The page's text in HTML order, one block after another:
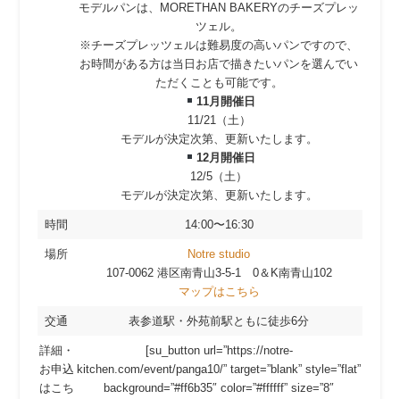
モデルパンは、MORETHAN BAKERYのチーズプレッ
ツェル。
※チーズプレッツェルは難易度の高いパンですので、
お時間がある方は当日お店で描きたいパンを選んでい
ただくことも可能です。
11月開催日
11/21（土）
モデルが決定次第、更新いたします。
12月開催日
12/5（土）
モデルが決定次第、更新いたします。
時間 14:00〜16:30
場所
Notre studio
107-0062 港区南青山3-5-1 0＆K南青山102
マップはこちら
交通 表参道駅・外苑前駅ともに徒歩6分
詳細・
お申込
はこち
[su_button url=”https://notre-
kitchen.com/event/panga10/” target=”blank” style=”flat”
background=”#ff6b35″ color=”#ffffff” size=”8″